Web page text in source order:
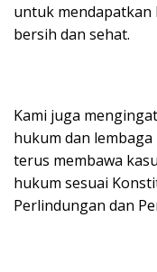
untuk
bersih dan sehat.
Kami juga
hukum dan
terus membawa
hukum sesuai
Perlindungan dan